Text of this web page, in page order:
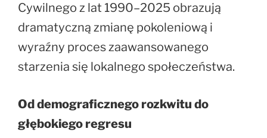
Cywilnego z lat 1990–2025 obrazują
dramatyczną zmianę pokoleniową i
wyraźny proces zaawansowanego
starzenia się lokalnego społeczeństwa.
Od demograficznego rozkwitu do
głębokiego regresu